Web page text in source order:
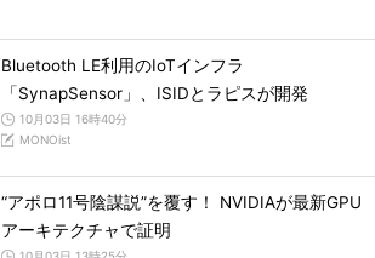
Bluetooth LE利用のIoTインフラ
「SynapSensor」、ISIDとラピスが開発
10月03日 16時40分
MONOist
“アポロ11号陰謀説”を覆す！ NVIDIAが最新GPU
アーキテクチャで証明